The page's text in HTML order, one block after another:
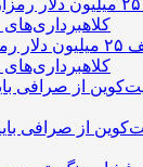
آمریکا در پی توقیف ۲۵
بیت‌کوین از صرافی